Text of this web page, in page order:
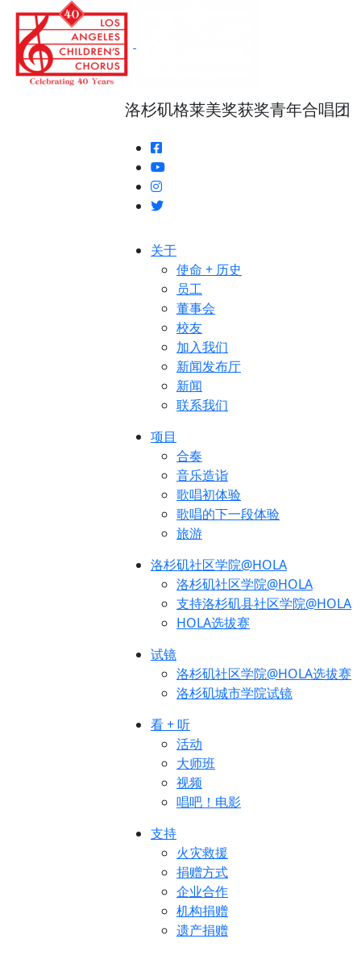
洛杉矶格莱美奖获奖青年合唱团
关于
使命 + 历史
员工
董事会
校友
加入我们
新闻发布厅
新闻
联系我们
项目
合奏
音乐造诣
歌唱初体验
歌唱的下一段体验
旅游
洛杉矶社区学院@HOLA
洛杉矶社区学院@HOLA
支持洛杉矶县社区学院@HOLA
HOLA选拔赛
试镜
洛杉矶社区学院@HOLA选拔赛
洛杉矶城市学院试镜
看 + 听
活动
大师班
视频
唱吧！电影
支持
火灾救援
捐赠方式
企业合作
机构捐赠
遗产捐赠